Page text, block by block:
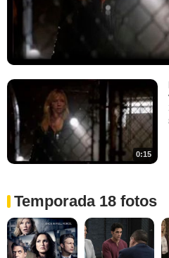
0:15
Temporada 18 fotos